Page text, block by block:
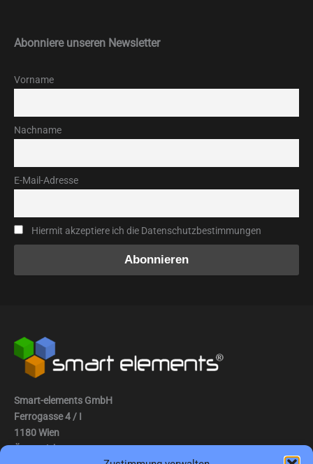
Abonniere unseren Newsletter
Vorname
Nachname
E-Mail-Adresse
Hiermit akzeptiere ich die Datenschutzbestimmungen
Smart-elements GmbH
Ferrogasse 4 / I
1180 Wien
Österreich